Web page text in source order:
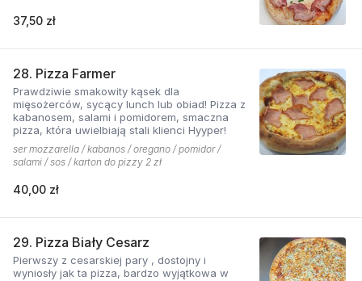
37,50 zł
28. Pizza Farmer
Prawdziwie smakowity kąsek dla
mięsożerców, sycący lunch lub obiad! Pizza z
kabanosem, salami i pomidorem, smaczna
pizza, która uwielbiają stali klienci Hyyper!
ser mozzarella / kabanos / oregano / pomidor /
salami / sos / karton do pizzy 2 zł
40,00 zł
29. Pizza Biały Cesarz
Pierwszy z cesarskiej pary , dostojny i
wyniosły jak ta pizza, bardzo wyjątkowa w